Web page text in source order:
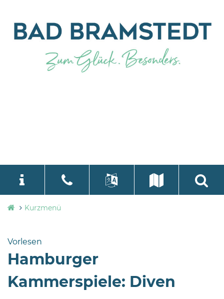
Stadtverwaltung
Bramstedt
24576 Bad
Bramstedt
language
Kurzmenü
Vorlesen
Hamburger
Kammerspiele: Diven